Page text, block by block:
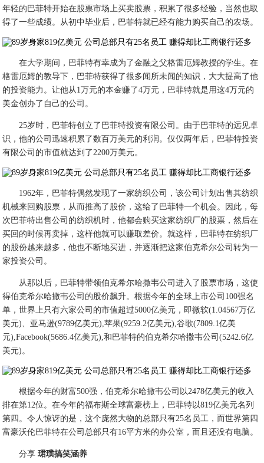
年轻的巴菲特开始在股票市场上买卖股票，积累了很多经验，当然也取
得了一些成绩。从初中毕业后，巴菲特就已经有能力购买自己的农场。
在大学期间，巴菲特有幸成为了金融之父格雷厄姆教授的学生。在
格雷厄姆的教导下，巴菲特获得了很多闻所未闻的知识，大大提高了他
的投资能力。让他从1万元的本金赚了4万元，巴菲特就是用这4万元的
美金创办了自己的公司。
25岁时，巴菲特创立了巴菲特投资有限公司。由于巴菲特的远见卓
识，他的公司迅速积累了数百万美元的利润。仅仅两年后，巴菲特投资
有限公司的市值就达到了2200万美元。
1962年，巴菲特偶然发现了一家纺织公司，该公司计划出售其纺织
机械来回购股票，从而推高了股价，这给了巴菲特一个机会。因此，每
次巴菲特出售公司的纺织机时，他都会购买这家纺织厂的股票，然后在
买回的时候再卖掉，这样他就可以赚取差价。就这样，巴菲特在纺织厂
的股份越来越多，他也不断地买进，并逐渐把这家伯克希尔公司转为一
家投资公司。
从那以后，巴菲特带领伯克希尔哈撒韦公司进入了股票市场，这使
得伯克希尔哈撒韦公司的股价飙升。根据今年的全球上市公司100强名
单，世界上只有六家公司的市值超过5000亿美元，即微软(1.04567万亿
美元)、亚马逊(9789亿美元),苹果(9259.2亿美元),谷歌(7809.1亿美
元),Facebook(5686.4亿美元),和巴菲特的伯克希尔哈撒韦公司(5242.6亿
美元)。
根据今年的财富500强，伯克希尔哈撒韦公司以2478亿美元的收入
排在第12位。在今年的福布斯全球富豪榜上，巴菲特以819亿美元名列
第四。令人惊讶的是，这个庞然大物的总部只有25名员工，而世界第四
富豪沃伦巴菲特在公司总部只有16平方米的办公室，而且还没有电脑。
分享珺璞搞笑涵养